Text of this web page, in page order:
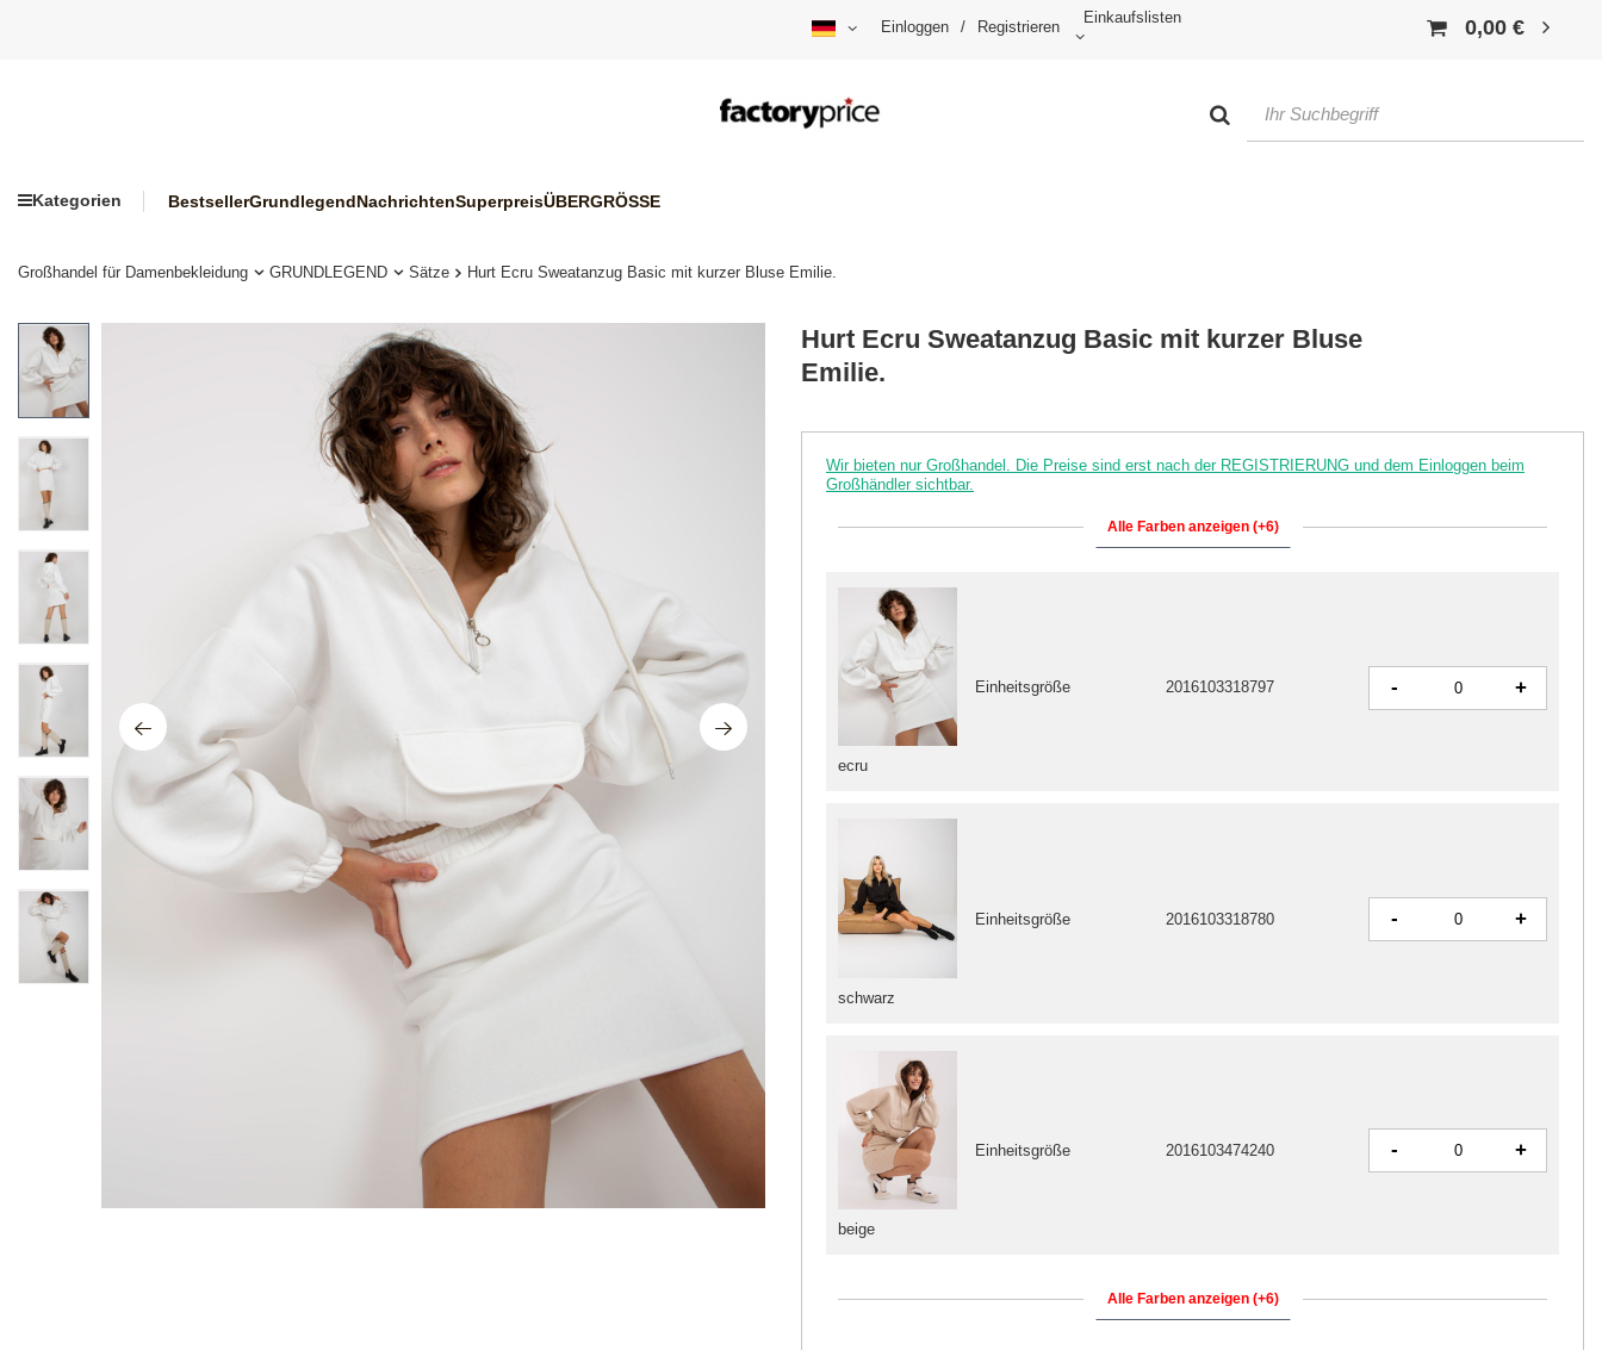
Einloggen / Registrieren
Einkaufslisten 0,00 €
Kategorien BestsellerGrundlegendNachrichtenSuperpreisÜBERGRÖSSE
Großhandel für Damenbekleidung GRUNDLEGEND Sätze Hurt Ecru Sweatanzug Basic mit kurzer Bluse Emilie.
Hurt Ecru Sweatanzug Basic mit kurzer Bluse
Emilie.
Wir bieten nur Großhandel. Die Preise sind erst nach der REGISTRIERUNG und dem Einloggen beim
Großhändler sichtbar.
Alle Farben anzeigen (+6)
ecru
Einheitsgröße 2016103318797 - +
schwarz
Einheitsgröße 2016103318780 - +
beige
Einheitsgröße 2016103474240 - +
Alle Farben anzeigen (+6)